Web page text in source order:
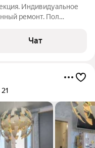
Индивидуальное
ремонт. Пол
зона в кухне-
Чат
21